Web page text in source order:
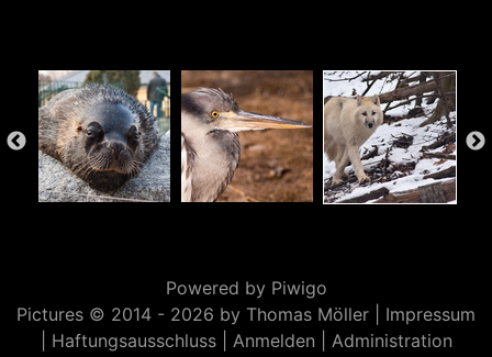
Powered by Piwigo
Pictures © 2014 - 2026 by Thomas Möller | Impressum
Haftungsausschluss| Anmelden Administration